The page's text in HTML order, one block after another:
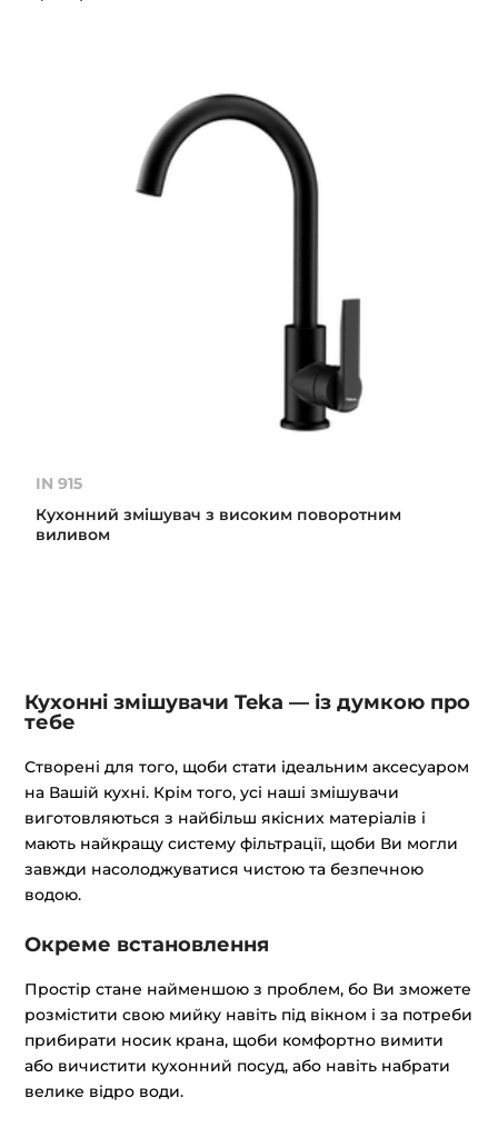
IN 915
Кухонний змішувач з високим поворотним
виливом
Кухонні змішувачи Teka — із думкою про
тебе
Створені для того, щоби стати ідеальним аксесуаром
на Вашій кухні. Крім того, усі наші змішувачи
виготовляються з найбільш якісних матеріалів і
мають найкращу систему фільтрації, щоби Ви могли
завжди насолоджуватися чистою та безпечною
водою.
Окреме встановлення
Простір стане найменшою з проблем, бо Ви зможете
розмістити свою мийку навіть під вікном і за потреби
прибирати носик крана, щоби комфортно вимити
або вичистити кухонний посуд, або навіть набрати
велике відро води.